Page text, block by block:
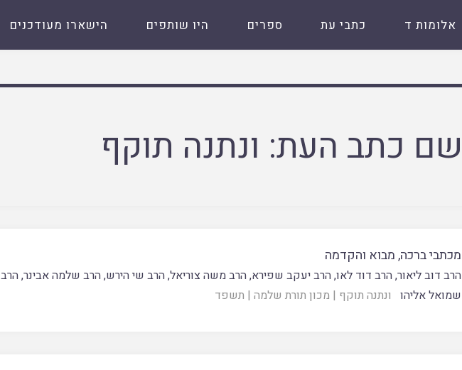
אלומות ד כתבי עת ספרים היו שותפים הישארו מעודכנים
שם כתב העת: ונתנה תוקף
מכתבי ברכה, מבוא והקדמה
הרב דוב ליאור,הרב דוד לאו,הרב יעקב שפירא,הרב משה צוריאל,הרב שי הירש,הרב שלמה אבינר,הרב
שמואל אליהו ונתנה תוקף | מכון תורת שלמה | תשפד